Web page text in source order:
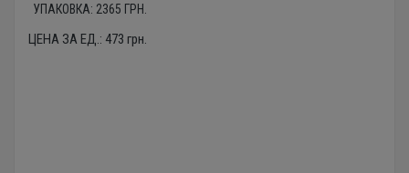
УПАКОВКА: 2365 ГРН.
ЦЕНА ЗА ЕД.: 473 грн.